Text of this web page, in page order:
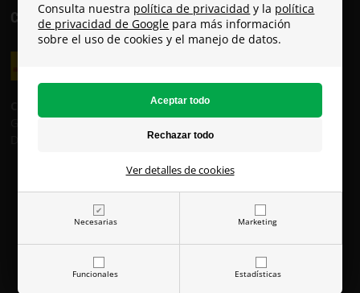
Consulta nuestra política de privacidad y la política
de privacidad de Google para más información
sobre el uso de cookies y el manejo de datos.
Necesarias Marketing
Funcionales Estadísticas
Ver detalles de cookies
COSTES DE ENVÍO